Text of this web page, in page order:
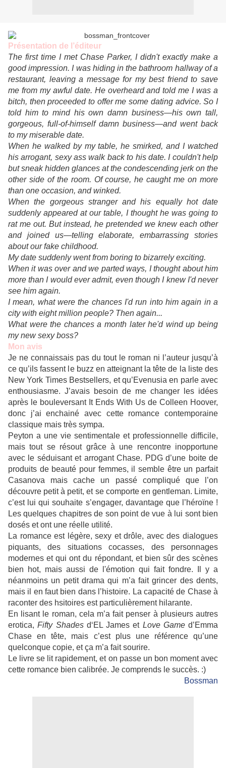
Présentation de l’éditeur
The first time I met Chase Parker, I didn't exactly make a
good impression. I was hiding in the bathroom hallway of a
restaurant, leaving a message for my best friend to save
me from my awful date. He overheard and told me I was a
bitch, then proceeded to offer me some dating advice. So I
told him to mind his own damn business―his own tall,
gorgeous, full-of-himself damn business―and went back
to my miserable date.
When he walked by my table, he smirked, and I watched
his arrogant, sexy ass walk back to his date. I couldn't help
but sneak hidden glances at the condescending jerk on the
other side of the room. Of course, he caught me on more
than one occasion, and winked.
When the gorgeous stranger and his equally hot date
suddenly appeared at our table, I thought he was going to
rat me out. But instead, he pretended we knew each other
and joined us―telling elaborate, embarrassing stories
about our fake childhood.
My date suddenly went from boring to bizarrely exciting.
When it was over and we parted ways, I thought about him
more than I would ever admit, even though I knew I'd never
see him again.
I mean, what were the chances I'd run into him again in a
city with eight million people? Then again...
What were the chances a month later he'd wind up being
my new sexy boss?
Mon avis
Je ne connaissais pas du tout le roman ni l’auteur jusqu’à
ce qu’ils fassent le buzz en atteignant la tête de la liste des
New York Times Bestsellers, et qu’Evenusia en parle avec
enthousiasme. J’avais besoin de me changer les idées
après le bouleversant It Ends With Us de Colleen Hoover,
donc j’ai enchainé avec cette romance contemporaine
classique mais très sympa.
Peyton a une vie sentimentale et professionnelle difficile,
mais tout se résout grâce à une rencontre inopportune
avec le séduisant et arrogant Chase. PDG d’une boite de
produits de beauté pour femmes, il semble être un parfait
Casanova mais cache un passé compliqué que l’on
découvre petit à petit, et se comporte en gentleman. Limite,
c’est lui qui souhaite s’engager, davantage que l’héroïne !
Les quelques chapitres de son point de vue à lui sont bien
dosés et ont une réelle utilité.
La romance est légère, sexy et drôle, avec des dialogues
piquants, des situations cocasses, des personnages
modernes et qui ont du répondant, et bien sûr des scènes
bien hot, mais aussi de l'émotion qui fait fondre. Il y a
néanmoins un petit drama qui m’a fait grincer des dents,
mais il en faut bien dans l’histoire. La capacité de Chase à
raconter des hsitoires est particulièrement hilarante.
En lisant le roman, cela m’a fait penser à plusieurs autres
erotica,Fifty Shadesd‘EL James et Love Gamed’Emma
Chase en tête, mais c’est plus une référence qu’une
quelconque copie, et ça m’a fait sourire.
Le livre se lit rapidement, et on passe un bon moment avec
cette romance bien calibrée. Je comprends le succès. :)
Bossman